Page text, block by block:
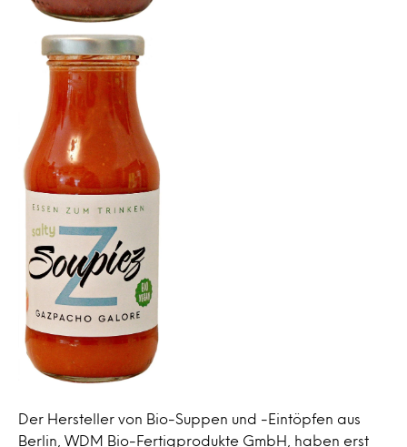
Der Hersteller von Bio-Suppen und -Eintöpfen aus
Berlin, WDM Bio-Fertigprodukte GmbH, haben erst